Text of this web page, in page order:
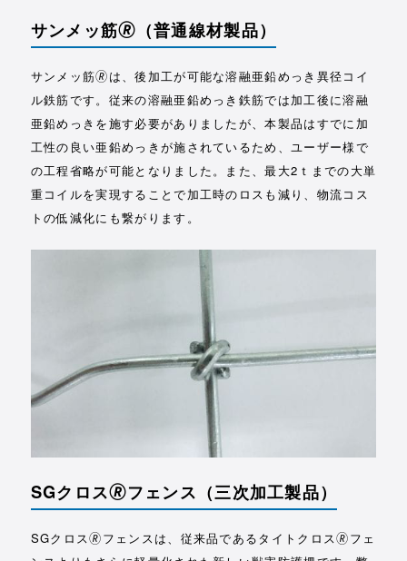
サンメッ筋🄬 （普通線材製品）
サンメッ筋🄬は、後加工が可能な溶融亜鉛めっき異径コイ
ル鉄筋です。従来の溶融亜鉛めっき鉄筋では加工後に溶融
亜鉛めっきを施す必要がありましたが、本製品はすでに加
工性の良い亜鉛めっきが施されているため、ユーザー様で
の工程省略が可能となりました。また、最大2ｔまでの大単
重コイルを実現することで加工時のロスも減り、物流コス
トの低減化にも繋がります。
SGクロス🄬フェンス （三次加工製品）
SGクロス🄬フェンスは、従来品であるタイトクロス🄬フェ